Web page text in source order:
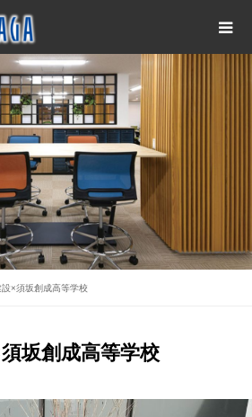
×須坂創成高等学校
坂創成高等学校